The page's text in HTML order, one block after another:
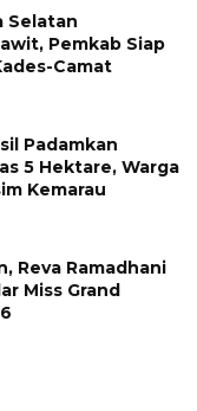
Selatan
Pemkab Siap
Camat
Padamkan
5 Hektare, Warga
Kemarau
Reva Ramadhani
Miss Grand